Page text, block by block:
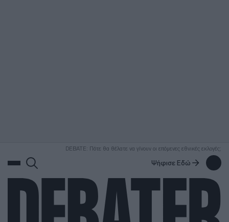
DEBATE: Πότε θα θέλατε να γίνουν οι επόμενες εθνικές εκλογές;
Ψήφισε Εδώ